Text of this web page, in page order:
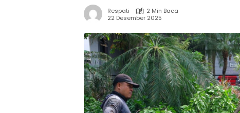
Respati
2 Min Baca
22 Desember 2025